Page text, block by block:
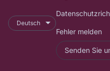
Deutsch
Fehler melden
Senden Sie